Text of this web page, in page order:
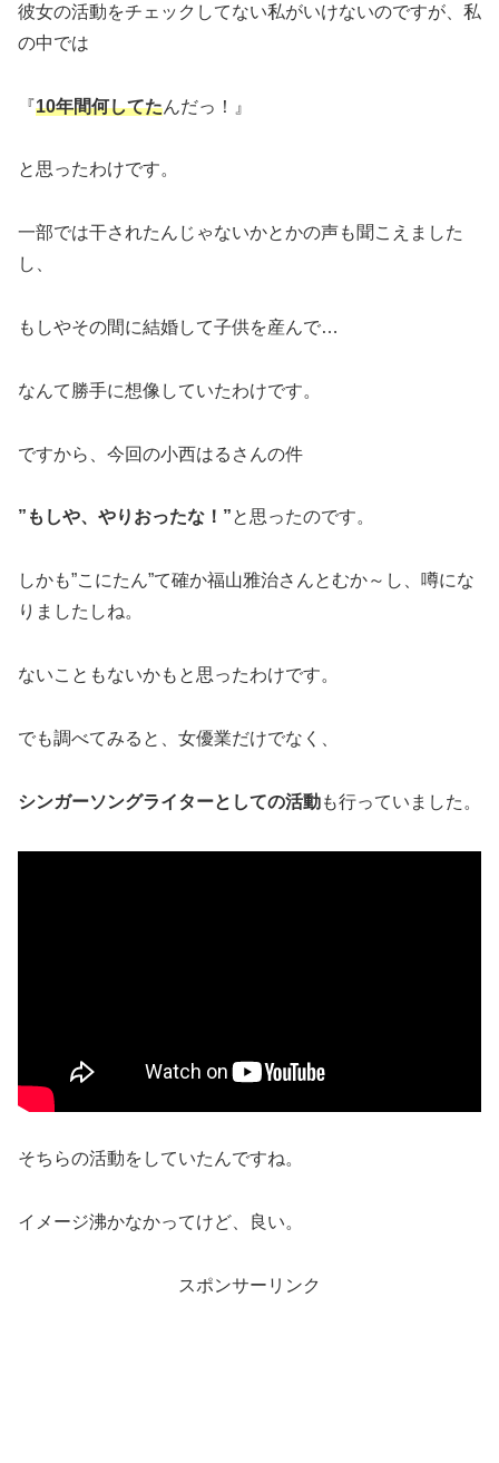
彼女の活動をチェックしてない私がいけないのですが、私
の中では
『10年間何してたんだっ！』
と思ったわけです。
一部では干されたんじゃないかとかの声も聞こえました
し、
もしやその間に結婚して子供を産んで…
なんて勝手に想像していたわけです。
ですから、今回の小西はるさんの件
”もしや、やりおったな！”と思ったのです。
しかも”こにたん”て確か福山雅治さんとむか～し、噂にな
りましたしね。
ないこともないかもと思ったわけです。
でも調べてみると、女優業だけでなく、
シンガーソングライターとしての活動も行っていました。
そちらの活動をしていたんですね。
イメージ沸かなかってけど、良い。
スポンサーリンク